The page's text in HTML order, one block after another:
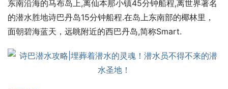
东南沿海的马布岛上,离仙本那小镇45分钟船程,离世界著名
的潜水胜地诗巴丹岛15分钟船程.在岛上东南部的椰林里，
面朝碧海蓝天，远眺附近的西巴丹岛,简称Smart.